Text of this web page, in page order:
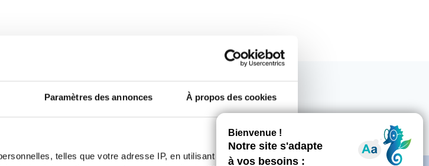
Paramètres des annonces À propos des cookies
telles que votre adresse IP, en utilisant des